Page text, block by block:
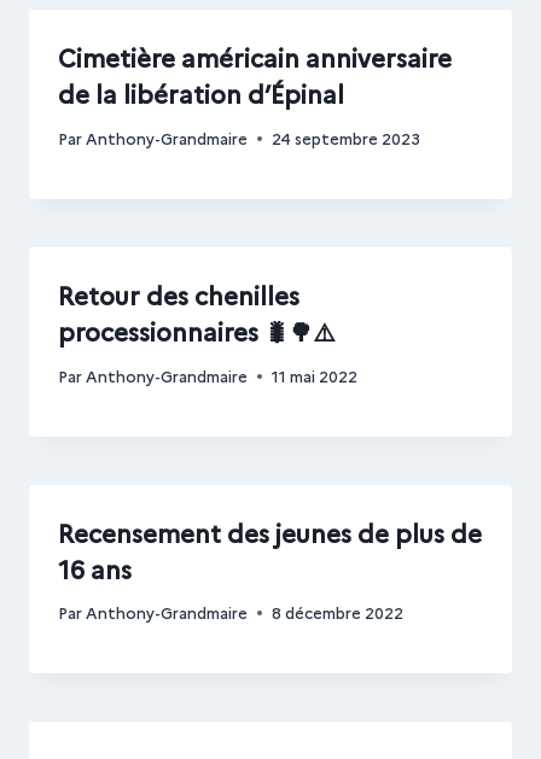
Cimetière américain anniversaire
de la libération d’Épinal
ParAnthony-Grandmaire 24 septembre 2023
Retour des chenilles
processionnaires 🐛🌳⚠️
ParAnthony-Grandmaire 11 mai 2022
Recensement des jeunes de plus de
16 ans
ParAnthony-Grandmaire 8 décembre 2022